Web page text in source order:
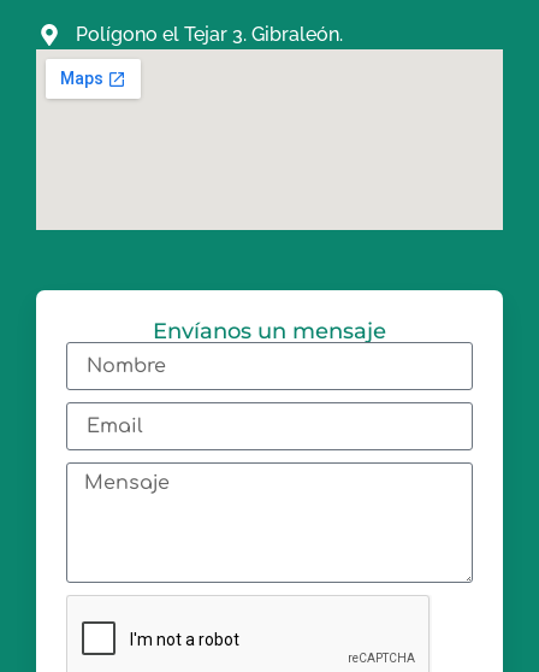
Polígono el Tejar 3. Gibraleón.
Envíanos un mensaje